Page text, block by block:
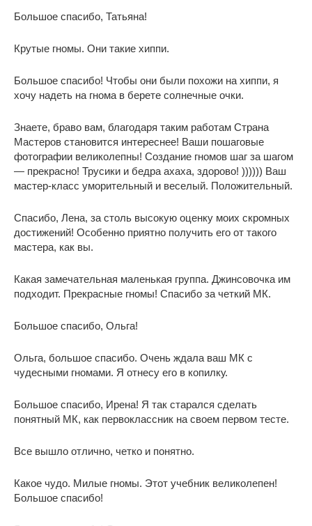
Большое спасибо, Татьяна!
Крутые гномы. Они такие хиппи.
Большое спасибо! Чтобы они были похожи на хиппи, я
хочу надеть на гнома в берете солнечные очки.
Знаете, браво вам, благодаря таким работам Страна
Мастеров становится интереснее! Ваши пошаговые
фотографии великолепны! Создание гномов шаг за шагом
— прекрасно! Трусики и бедра ахаха, здорово! )))))) Ваш
мастер-класс уморительный и веселый. Положительный.
Спасибо, Лена, за столь высокую оценку моих скромных
достижений! Особенно приятно получить его от такого
мастера, как вы.
Какая замечательная маленькая группа. Джинсовочка им
подходит. Прекрасные гномы! Спасибо за четкий МК.
Большое спасибо, Ольга!
Ольга, большое спасибо. Очень ждала ваш МК с
чудесными гномами. Я отнесу его в копилку.
Большое спасибо, Ирена! Я так старался сделать
понятный МК, как первоклассник на своем первом тесте.
Все вышло отлично, четко и понятно.
Какое чудо. Милые гномы. Этот учебник великолепен!
Большое спасибо!